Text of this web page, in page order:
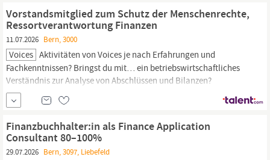
Vorstandsmitglied zum Schutz der Menschenrechte,
Ressortverantwortung Finanzen
11.07.2026 Bern, 3000
Voices Aktivitäten von Voices je nach Erfahrungen und
Fachkenntnissen? Bringst du mit… ein betriebswirtschaftliches
Verständnis zur Analyse von Abschlüssen und Bilanzen?
Erfahrungen und Fachkenntnisse im
Rechnungswesen, idealerweise bei NGOs und Vereinen?
Finanzbuchhalter:in als Finance Application
Consultant 80–100%
29.07.2026 Bern, 3097, Liebefeld